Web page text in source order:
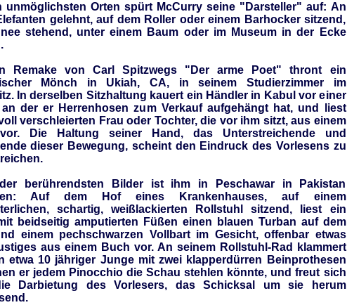
unmöglichsten Orten spürt McCurry seine "Darsteller" auf: An
gelehnt, auf dem Roller oder einem Barhocker sitzend,
stehend, unter einem Baum oder im Museum in der Ecke
Remake von Carl Spitzwegs "Der arme Poet" thront ein
Mönch in Ukiah, CA, in seinem Studierzimmer im
In derselben Sitzhaltung kauert ein Händler in Kabul vor einer
an der er Herrenhosen zum Verkauf aufgehängt hat, und liest
verschleierten Frau oder Tochter, die vor ihm sitzt, aus einem
Die Haltung seiner Hand, das Unterstreichende und
dieser Bewegung, scheint den Eindruck des Vorlesens zu
berührendsten Bilder ist ihm in Peschawar in Pakistan
Auf dem Hof eines Krankenhauses, auf einem
schartig, weißlackierten Rollstuhl sitzend, liest ein
beidseitig amputierten Füßen einen blauen Turban auf dem
einem pechschwarzen Vollbart im Gesicht, offenbar etwas
aus einem Buch vor. An seinem Rollstuhl-Rad klammert
etwa 10 jähriger Junge mit zwei klapperdürren Beinprothesen
er jedem Pinocchio die Schau stehlen könnte, und freut sich
Darbietung des Vorlesers, das Schicksal um sie herum